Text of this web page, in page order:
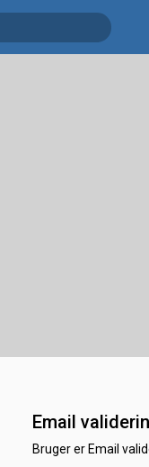
Email
Bruger er Email